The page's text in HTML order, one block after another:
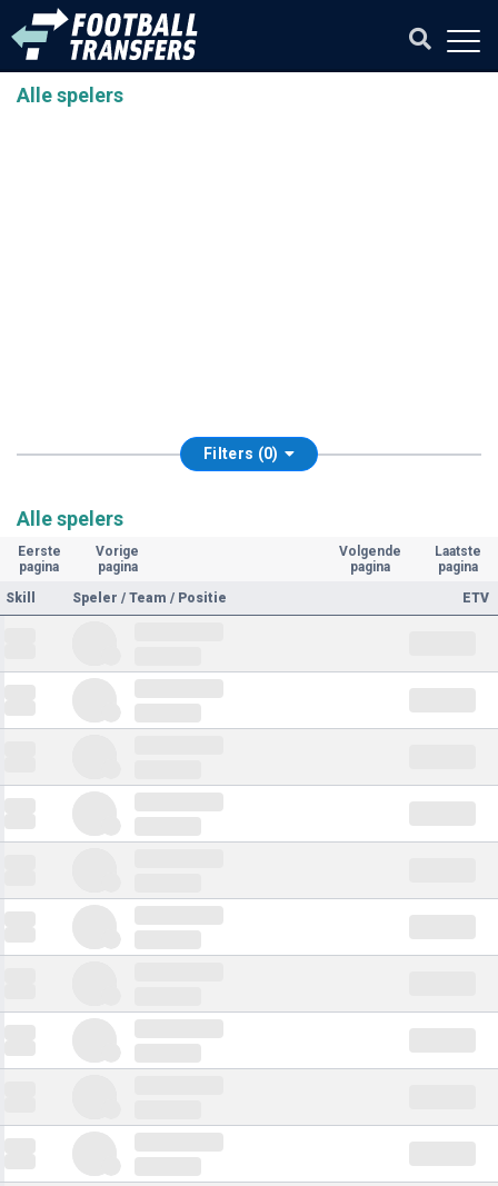
Alle spelers
Filters (0)
Alle spelers
Eerste
pagina
Vorige
pagina
Volgende
pagina
Laatste
pagina
Skill
Speler / Team / Positie ETV